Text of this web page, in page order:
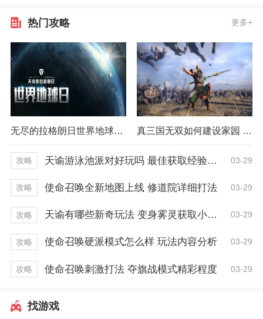
热门攻略 更多+
无尽的拉格朗日世界地球日活动 早已开启一周！ 真三国无双如何建设家园 最佳建设方式推荐
攻略 天谕游泳池派对好玩吗 最佳获取经验技巧 03-29
攻略 使命召唤全新地图上线 修道院详细打法 03-29
攻略 天谕有哪些新奇玩法 变身雾灵获取小技巧 03-29
攻略 使命召唤硬派模式怎么样 玩法内容分析 03-29
攻略 使命召唤刺激打法 夺旗战模式精彩程度 03-29
找游戏